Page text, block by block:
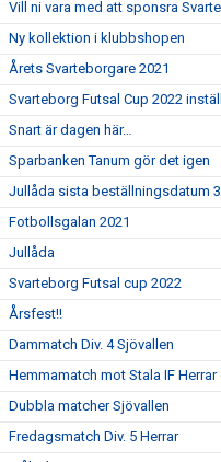
Vill ni vara med att sponsra
Ny kollektion i klubbshopen
Årets Svarteborgare 2021
Svarteborg Futsal Cup 2022
Snart är dagen här…
Sparbanken Tanum gör det igen
Jullåda sista beställningsdatum
Fotbollsgalan 2021
Jullåda
Svarteborg Futsal cup 2022
Årsfest!!
Dammatch Div. 4 Sjövallen
Hemmamatch mot Stala IF Herrar
Dubbla matcher Sjövallen
Fredagsmatch Div. 5 Herrar